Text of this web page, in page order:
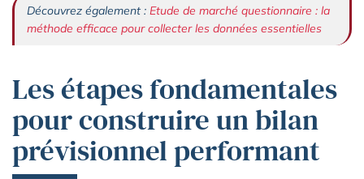
Découvrez également : Etude de marché questionnaire : la
méthode efficace pour collecter les données essentielles
Les étapes fondamentales
pour construire un bilan
prévisionnel performant